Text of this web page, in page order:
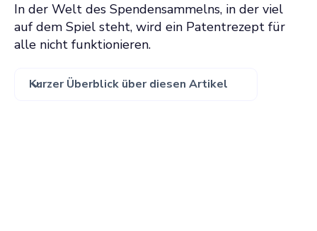
In der Welt des Spendensammelns, in der viel
auf dem Spiel steht, wird ein Patentrezept für
alle nicht funktionieren.
Kurzer Überblick über diesen Artikel